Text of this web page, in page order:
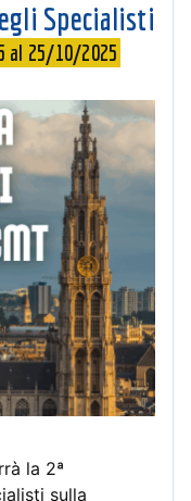
Specialisti
al 25/10/2025
la 2ª
sulla